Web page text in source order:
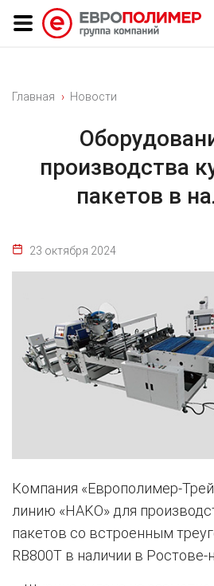
Главная Новости
производства
пакетов в
23 октября 2024
Компания «Европолимер-
линию «HAKO» для
пакетов со встроенным
RB800T в наличии в Ростове-